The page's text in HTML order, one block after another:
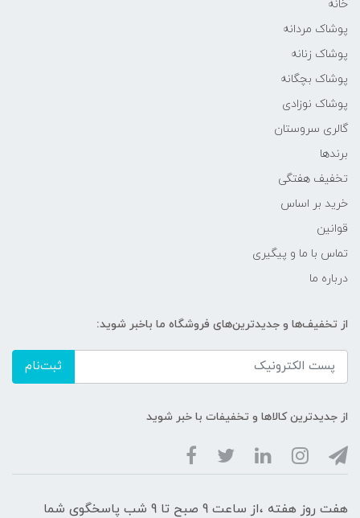
خانه
پوشاک مردانه
پوشاک زنانه
پوشاک بچگانه
پوشاک نوزادی
گالری سروستان
برندها
تخفیف هفتگی
خرید بر اساس
قوانین
تماس با ما و پیگیری
درباره ما
از تخفیف‌ها و جدیدترین‌های فروشگاه ما باخبر شوید:
ثبت‌نام
از جدیدترین کالاها و تخفیفات با خبر شوید
هفت روز هفته ،از ساعت 9 صبح تا 9 شب پاسخگوی شما